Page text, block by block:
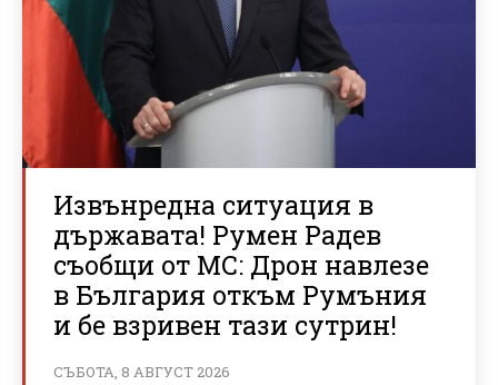
Извънредна ситуация в
държавата! Румен Радев
съобщи от МС: Дрон навлезе
в България откъм Румъния
и бе взривен тази сутрин!
СЪБОТА, 8 АВГУСТ 2026